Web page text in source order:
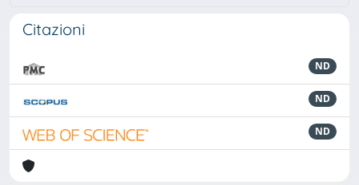
Citazioni
ND
ND
ND